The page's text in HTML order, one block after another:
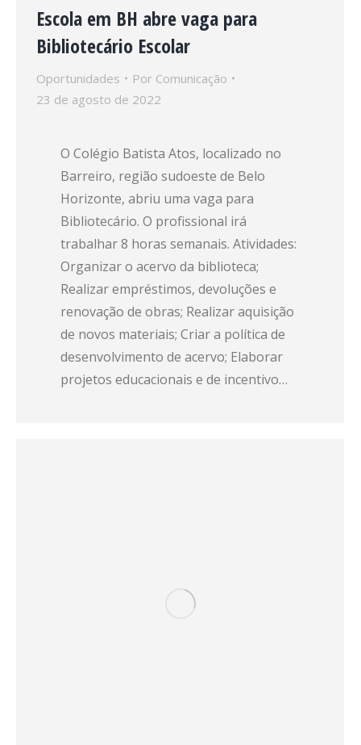
Escola em BH abre vaga para
Bibliotecário Escolar
Oportunidades Por Comunicação
23 de agosto de 2022
O Colégio Batista Atos, localizado no
Barreiro, região sudoeste de Belo
Horizonte, abriu uma vaga para
Bibliotecário. O profissional irá
trabalhar 8 horas semanais. Atividades:
Organizar o acervo da biblioteca;
Realizar empréstimos, devoluções e
renovação de obras; Realizar aquisição
de novos materiais; Criar a política de
desenvolvimento de acervo; Elaborar
projetos educacionais e de incentivo…